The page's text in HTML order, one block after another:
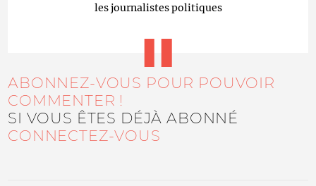
les journalistes politiques
ABONNEZ-VOUS POUR POUVOIR
COMMENTER !
SI VOUS ÊTES DÉJÀ ABONNÉ
CONNECTEZ-VOUS